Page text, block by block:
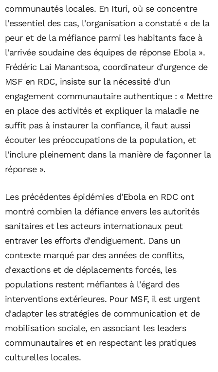
communautés locales. En Ituri, où se concentre
l'essentiel des cas, l'organisation a constaté « de la
peur et de la méfiance parmi les habitants face à
l'arrivée soudaine des équipes de réponse Ebola ».
Frédéric Lai Manantsoa, coordinateur d'urgence de
MSF en RDC, insiste sur la nécessité d'un
engagement communautaire authentique : « Mettre
en place des activités et expliquer la maladie ne
suffit pas à instaurer la confiance, il faut aussi
écouter les préoccupations de la population, et
l'inclure pleinement dans la manière de façonner la
réponse ».
Les précédentes épidémies d'Ebola en RDC ont
montré combien la défiance envers les autorités
sanitaires et les acteurs internationaux peut
entraver les efforts d'endiguement. Dans un
contexte marqué par des années de conflits,
d'exactions et de déplacements forcés, les
populations restent méfiantes à l'égard des
interventions extérieures. Pour MSF, il est urgent
d'adapter les stratégies de communication et de
mobilisation sociale, en associant les leaders
communautaires et en respectant les pratiques
culturelles locales.